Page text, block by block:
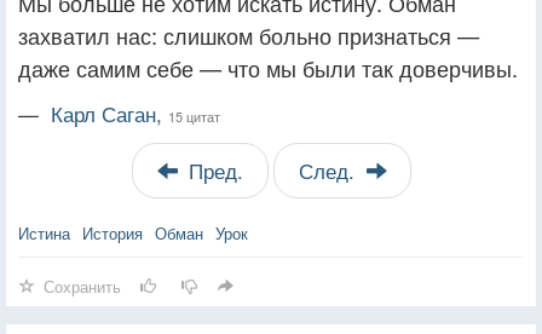
захватил нас: слишком больно признаться —
даже самим себе — что мы были так доверчивы.
— Карл Саган, 15 цитат
Пред. След.
Истина История Обман Урок
Сохранить